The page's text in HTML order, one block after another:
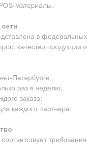
материалы.
в
качество продукции
Петербурге;
раз в неделю;
заказа;
каждого партнёра.